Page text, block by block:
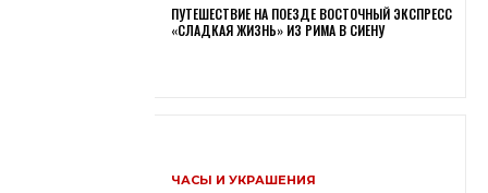
ПУТЕШЕСТВИЕ НА ПОЕЗДЕ ВОСТОЧНЫЙ ЭКСПРЕСС
«СЛАДКАЯ ЖИЗНЬ» ИЗ РИМА В СИЕНУ
ЧАСЫ И УКРАШЕНИЯ